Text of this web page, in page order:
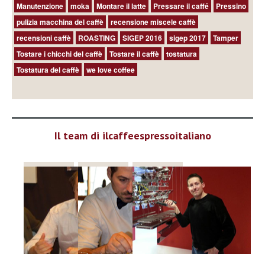
Manutenzione
moka Montare il latte Pressare il caffé
Pressino
pulizia macchina del caffè
recensione miscele caffè
recensioni caffè
ROASTING SIGEP 2016 sigep 2017
Tamper
Tostare i chicchi del caffè
Tostare il caffè
tostatura
Tostatura del caffè
we love coffee
Il team di ilcaffeespressoitaliano